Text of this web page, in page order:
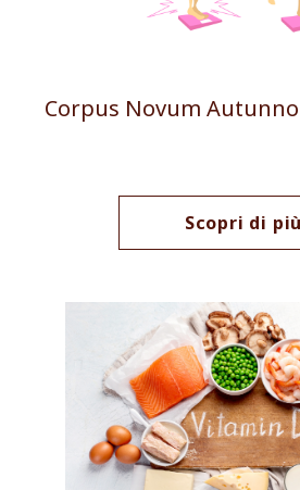
Corpus Novum
Scopri di più